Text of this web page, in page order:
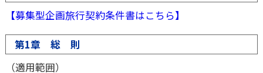
【募集型企画旅行契約条件書はこちら】
第1章 総 則
（適用範囲）